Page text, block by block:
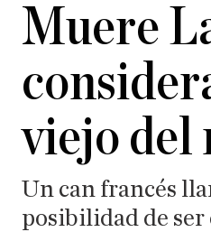
Muere
viejo del
Un can francés
posibilidad de ser